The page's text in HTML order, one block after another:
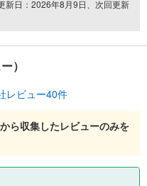
新日：2026年8月9日、次回更新
）
レビュー40件
ら収集したレビューのみを